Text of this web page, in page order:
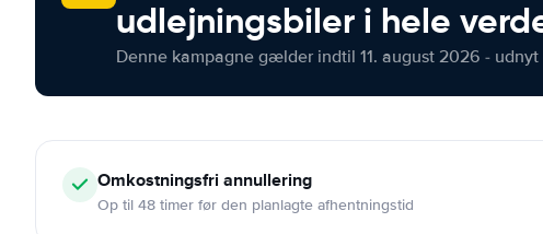
udlejningsbiler i hele
Denne kampagne gælder indtil 11. august 2026 - udnyt
Omkostningsfri annullering
Op til 48 timer før den planlagte afhentningstid